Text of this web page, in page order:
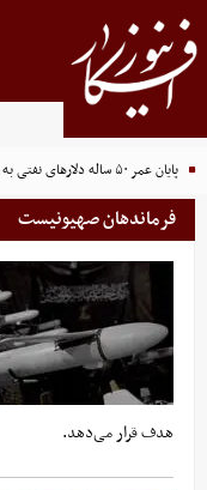
پایان عمر ۵۰ ساله دلارهای نفتی به دست ایران
فرماندهان صهیونیست
هدف قرار می‌دهد.